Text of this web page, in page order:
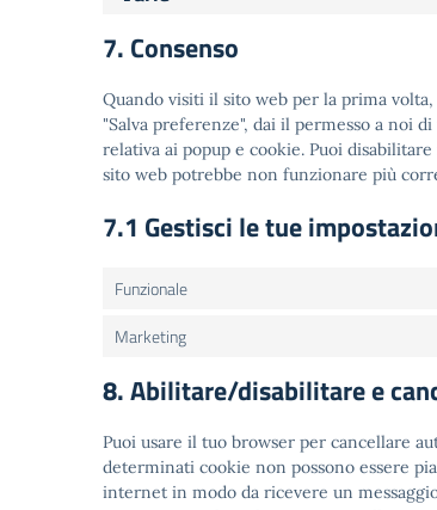
7. Consenso
Quando visiti il sito web per la prima
"Salva preferenze", dai il permesso a noi
relativa ai popup e cookie. Puoi
sito web potrebbe non funzionare più
7.1 Gestisci le tue
Funzionale
Marketing
8. Abilitare/disabilitare e
Puoi usare il tuo browser per cancellare
determinati cookie non possono essere
internet in modo da ricevere un